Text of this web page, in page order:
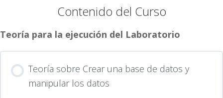
Contenido del Curso
Teoría para la ejecución del Laboratorio
Teoría sobre Crear una base de datos y
manipular los datos